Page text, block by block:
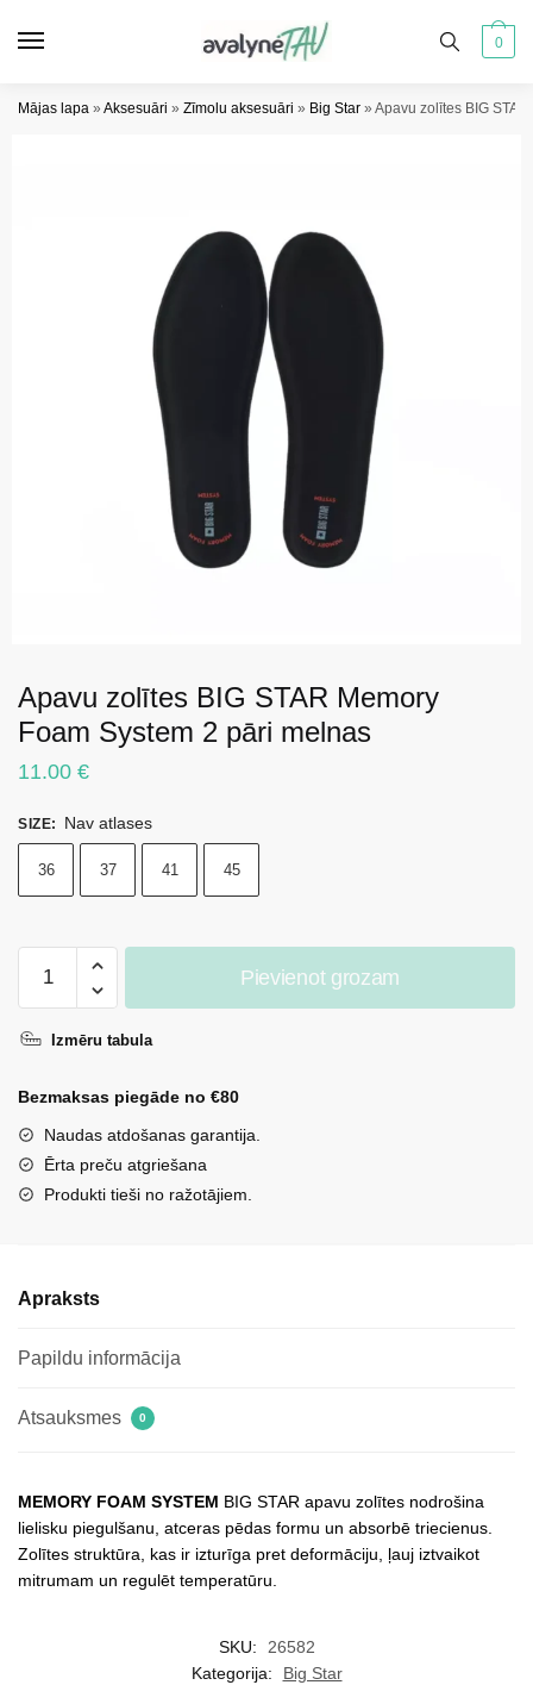
0
Mājas lapa » Aksesuāri » Zīmolu aksesuāri » Big Star » Apavu zolītes BIG
Apavu zolītes BIG STAR Memory
Foam System 2 pāri melnas
11.00 €
SIZE: Nav atlases
36 37 41 45
zolītes
STAR
Foam
System
2
pāri
Pievienot grozam
Izmēru tabula
Bezmaksas piegāde no €80
Naudas atdošanas garantija.
Ērta preču atgriešana
Produkti tieši no ražotājiem.
Apraksts
Papildu informācija
Atsauksmes 0
MEMORY FOAM SYSTEM BIG STAR apavu zolītes nodrošina
lielisku piegulšanu, atceras pēdas formu un absorbē triecienus.
Zolītes struktūra, kas ir izturīga pret deformāciju, ļauj iztvaikot
mitrumam un regulēt temperatūru.
SKU:
26582
Kategorija:
Big Star